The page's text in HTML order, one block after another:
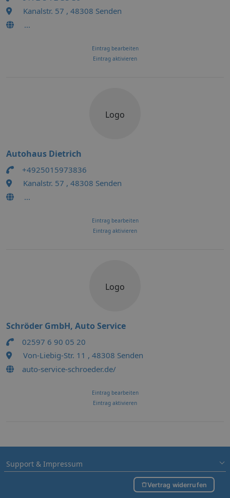
Kanalstr. 57 , 48308 Senden
...
Eintrag bearbeiten
Eintrag aktivieren
Logo
Autohaus Dietrich
+4925015973836
Kanalstr. 57 , 48308 Senden
...
Eintrag bearbeiten
Eintrag aktivieren
Logo
Schröder GmbH, Auto Service
02597 6 90 05 20
Von-Liebig-Str. 11 , 48308 Senden
auto-service-schroeder.de/
Eintrag bearbeiten
Eintrag aktivieren
Support & Impressum
Vertrag widerrufen